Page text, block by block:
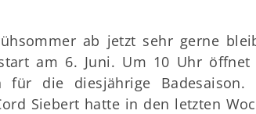
ab jetzt sehr gerne
am 6. Juni. Um 10 Uhr öffnet
für die diesjährige Badesaison.
Siebert hatte in den letzten